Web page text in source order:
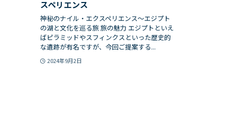
スペリエンス
神秘のナイル・エクスペリエンス〜エジプト
の湖と文化を巡る旅 旅の魅力 エジプトといえ
ばピラミッドやスフィンクスといった歴史的
な遺跡が有名ですが、今回ご提案する...
2024年9月2日